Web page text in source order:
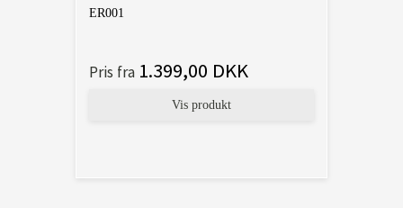
ER001
Pris fra 1.399,00 DKK
Vis produkt